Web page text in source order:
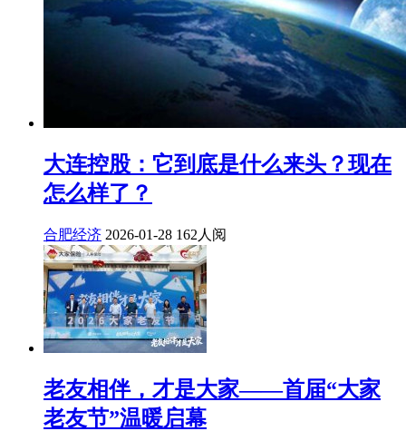
大连控股：它到底是什么来头？现在
怎么样了？
合肥经济 2026-01-28 162人阅
老友相伴，才是大家——首届“大家
老友节”温暖启幕